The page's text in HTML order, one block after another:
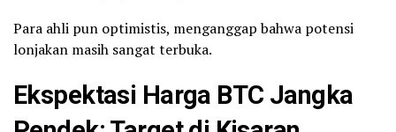
Para ahli pun optimistis, menganggap bahwa potensi
lonjakan masih sangat terbuka.
Ekspektasi Harga BTC Jangka